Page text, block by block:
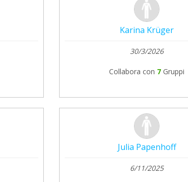
Karina Krüger
30/3/2026
Collabora con 7 Gruppi
Julia Papenhoff
6/11/2025